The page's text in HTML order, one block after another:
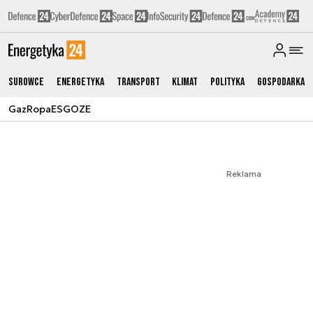
Surowce Energetyka Transport Klimat Polityka Gospodarka
GazRopaESGOZE
Reklama